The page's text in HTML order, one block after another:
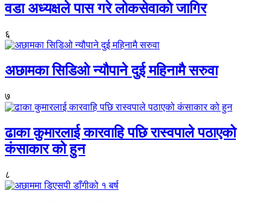
वडा अध्यक्षले पास गरे लोकसेवाको जागिर
६
अछामका सिडिओ न्यौपाने दुई महिनामै सरुवा
७
ढाका कुमारलाई कारवाहि पछि रास्वपाले पठाएको
कंसाकार को हुन
८